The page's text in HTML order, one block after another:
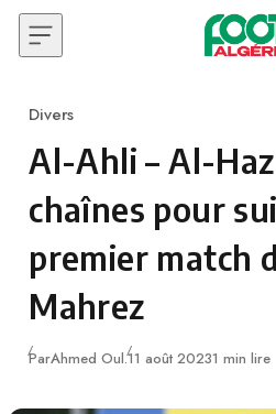
Skip to content
Category
Divers
Al-Ahli – Al-
chaînes pour
premier match
Mahrez
ParAhmed Oul.Publié
11 août 20231 min lire